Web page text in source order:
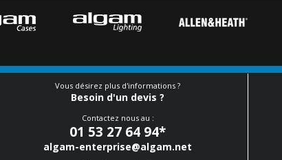
Vous désirez plus d'informations ?
Besoin d'un devis ?
Contactez nous au :
01 53 27 64 94*
algam-enterprise@algam.net